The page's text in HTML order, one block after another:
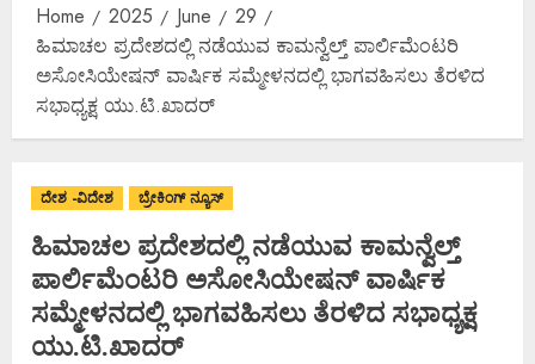
Home 2025 June
29
ಹಿಮಾಚಲ ಪ್ರದೇಶದಲ್ಲಿ ನಡೆಯುವ ಕಾಮನ್ವೆಲ್ತ್ ಪಾರ್ಲಿಮೆಂಟರಿ
ಅಸೋಸಿಯೇಷನ್ ವಾರ್ಷಿಕ ಸಮ್ಮೇಳನದಲ್ಲಿ ಭಾಗವಹಿಸಲು ತೆರಳಿದ
ಸಭಾಧ್ಯಕ್ಷ ಯು.ಟಿ.ಖಾದರ್
ದೇಶ -ವಿದೇಶ ಬ್ರೇಕಿಂಗ್ ನ್ಯೂಸ್
ಹಿಮಾಚಲ ಪ್ರದೇಶದಲ್ಲಿ ನಡೆಯುವ ಕಾಮನ್ವೆಲ್ತ್
ಪಾರ್ಲಿಮೆಂಟರಿ ಅಸೋಸಿಯೇಷನ್ ವಾರ್ಷಿಕ
ಸಮ್ಮೇಳನದಲ್ಲಿ ಭಾಗವಹಿಸಲು ತೆರಳಿದ ಸಭಾಧ್ಯಕ್ಷ
ಯು.ಟಿ.ಖಾದರ್